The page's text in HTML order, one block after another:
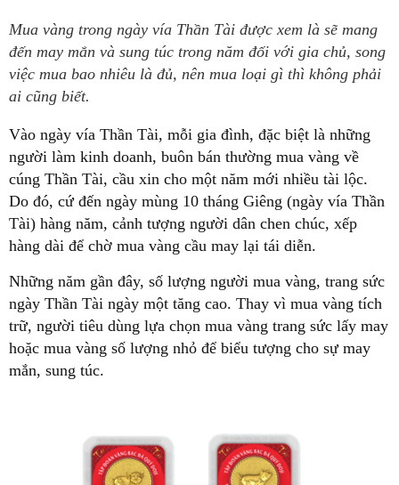
Mua vàng trong ngày vía Thần Tài được xem là sẽ mang
đến may mắn và sung túc trong năm đối với gia chủ, song
việc mua bao nhiêu là đủ, nên mua loại gì thì không phải
ai cũng biết.
Vào ngày vía Thần Tài, mỗi gia đình, đặc biệt là những
người làm kinh doanh, buôn bán thường mua vàng về
cúng Thần Tài, cầu xin cho một năm mới nhiều tài lộc.
Do đó, cứ đến ngày mùng 10 tháng Giêng (ngày vía Thần
Tài) hàng năm, cảnh tượng người dân chen chúc, xếp
hàng dài để chờ mua vàng cầu may lại tái diễn.
Những năm gần đây, số lượng người mua vàng, trang sức
ngày Thần Tài ngày một tăng cao. Thay vì mua vàng tích
trữ, người tiêu dùng lựa chọn mua vàng trang sức lấy may
hoặc mua vàng số lượng nhỏ để biểu tượng cho sự may
mắn, sung túc.